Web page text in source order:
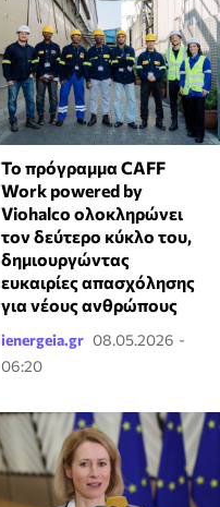
Το πρόγραμμα CAFF
Work powered by
Viohalco ολοκληρώνει
τον δεύτερο κύκλο του,
δημιουργώντας
ευκαιρίες απασχόλησης
για νέους ανθρώπους
ienergeia.gr 08.05.2026 -
06:20